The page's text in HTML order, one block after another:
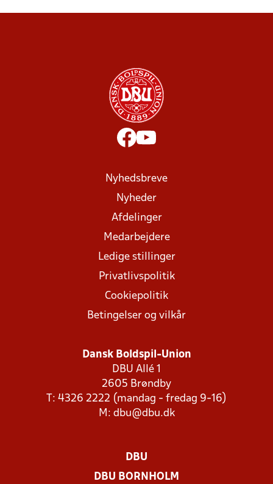
Nyhedsbreve
Nyheder
Afdelinger
Medarbejdere
Ledige stillinger
Privatlivspolitik
Cookiepolitik
Betingelser og vilkår
Dansk Boldspil-Union
DBU Allé 1
2605 Brøndby
T: 4326 2222 (mandag - fredag 9-16)
M: dbu@dbu.dk
DBU
DBU BORNHOLM